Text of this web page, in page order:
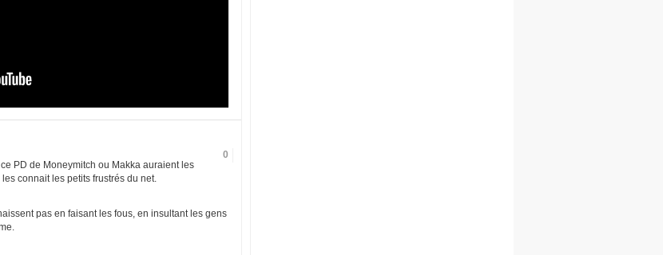
0
PD de Moneymitch ou Makka auraient les
connait les petits frustrés du net.
pas en faisant les fous, en insultant les gens